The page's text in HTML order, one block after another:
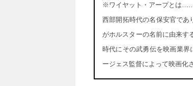
※ワイヤット・アープとは……
西部開拓時代の名保安官であ
がホルスターの名前に由来す
時代にその武勇伝を映画業
ージェス監督によって映画化